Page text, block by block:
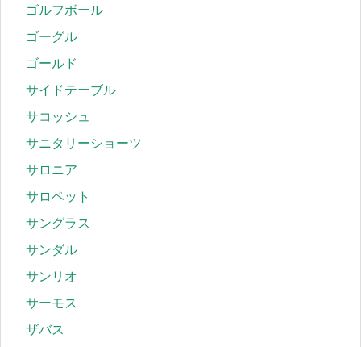
ゴルフボール
ゴーグル
ゴールド
サイドテーブル
サコッシュ
サニタリーショーツ
サロニア
サロペット
サングラス
サンダル
サンリオ
サーモス
ザバス